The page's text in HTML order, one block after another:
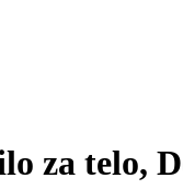
za telo,